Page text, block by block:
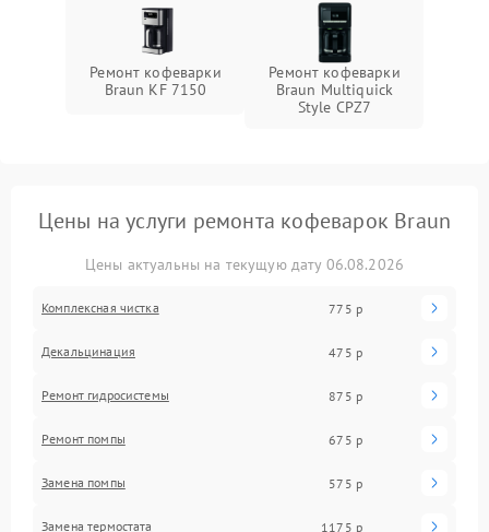
Ремонт кофеварки
Braun KF 7150
Ремонт кофеварки
Braun Multiquick
Style CPZ7
Цены на услуги ремонта кофеварок Braun
Цены актуальны на текущую дату 06.08.2026
Комплексная чистка 775 р
Декальцинация 475 р
Ремонт гидросистемы 875 р
Ремонт помпы 675 р
Замена помпы 575 р
Замена термостата 1175 р